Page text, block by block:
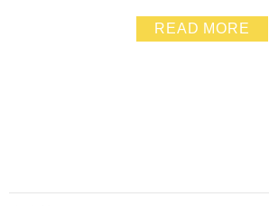
是到哪裡都能看到鯊魚連鎖輕食店耶
READ MORE